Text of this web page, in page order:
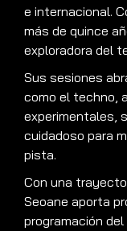
e internacional.
más de quince
exploradora del
Sus sesiones
como el techno,
experimentales,
cuidadoso para
pista.
Con una
Seoane aporta
programación